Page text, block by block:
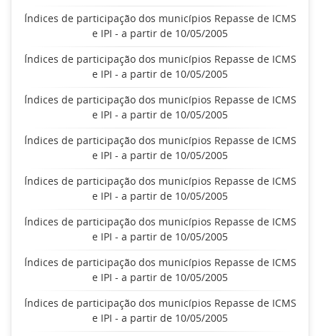
Índices de participação dos municípios Repasse de ICMS
e IPI - a partir de 10/05/2005
Índices de participação dos municípios Repasse de ICMS
e IPI - a partir de 10/05/2005
Índices de participação dos municípios Repasse de ICMS
e IPI - a partir de 10/05/2005
Índices de participação dos municípios Repasse de ICMS
e IPI - a partir de 10/05/2005
Índices de participação dos municípios Repasse de ICMS
e IPI - a partir de 10/05/2005
Índices de participação dos municípios Repasse de ICMS
e IPI - a partir de 10/05/2005
Índices de participação dos municípios Repasse de ICMS
e IPI - a partir de 10/05/2005
Índices de participação dos municípios Repasse de ICMS
e IPI - a partir de 10/05/2005